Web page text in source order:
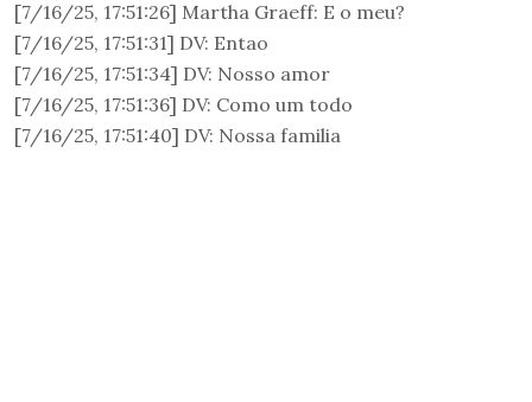
[7/16/25, 17:51:26] Martha Graeff: E o meu?
[7/16/25, 17:51:31] DV: Entao
[7/16/25, 17:51:34] DV: Nosso amor
[7/16/25, 17:51:36] DV: Como um todo
[7/16/25, 17:51:40] DV: Nossa familia